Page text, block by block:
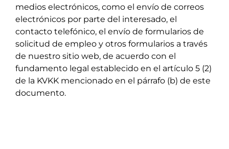
medios electrónicos, como el envío de correos
electrónicos por parte del interesado, el
contacto telefónico, el envío de formularios de
solicitud de empleo y otros formularios a través
de nuestro sitio web, de acuerdo con el
fundamento legal establecido en el artículo 5 (2)
de la KVKK mencionado en el párrafo (b) de este
documento.